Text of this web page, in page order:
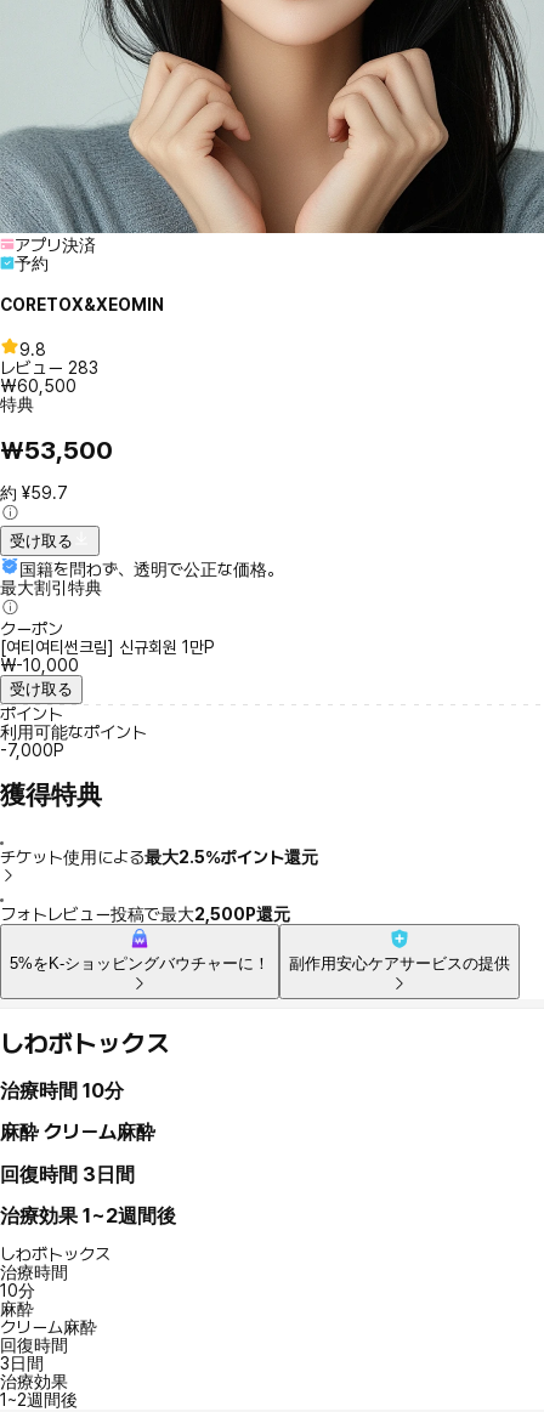
アプリ決済
予約
CORETOX&XEOMIN
9.8
レビュー 283
₩60,500
特典
₩53,500
約 ¥59.7
受け取る
国籍を問わず、透明で公正な価格。
最大割引特典
クーポン
[여티여티썬크림] 신규회원 1만P
₩-10,000
受け取る
ポイント
利用可能なポイント
-7,000P
獲得特典
チケット使用による最大2.5％ポイント還元
フォトレビュー投稿で最大2,500P還元
5%をK-ショッピングバウチャーに！ 副作用安心ケアサービスの提供
しわボトックス
治療時間 10分
麻酔 クリーム麻酔
回復時間 3日間
治療効果 1~2週間後
しわボトックス
治療時間
10分
麻酔
クリーム麻酔
回復時間
3日間
治療効果
1~2週間後